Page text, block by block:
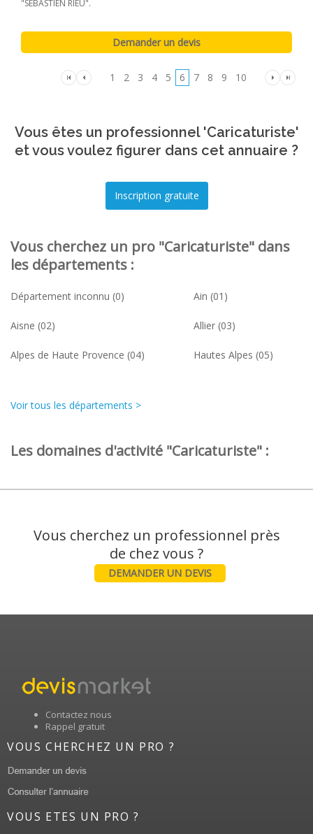
"SÉBASTIEN RIEU".
1 2 3 4 5 6 7 8 9 10
Vous êtes un professionnel 'Caricaturiste'
et vous voulez figurer dans cet annuaire ?
Vous cherchez un pro "Caricaturiste" dans
les départements :
Département inconnu (0) Ain (01)
Aisne (02) Allier (03)
Alpes de Haute Provence (04) Hautes Alpes (05)
Voir tous les départements >
Les domaines d'activité "Caricaturiste" :
Vous cherchez un professionnel près
DEMANDER UN DEVIS
Contactez nous
Rappel gratuit
VOUS CHERCHEZ UN PRO ?
VOUS ETES UN PRO ?